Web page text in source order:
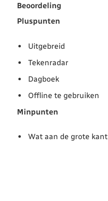
Beoordeling
Pluspunten
Uitgebreid
Tekenradar
Dagboek
Offline te gebruiken
Minpunten
Wat aan de grote kant